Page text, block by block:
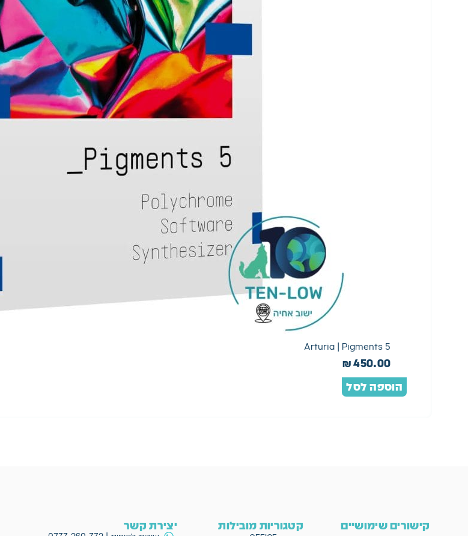
Arturia | Pigments 5
₪450.00
הוספה לסל
קישורים שימושיים קטגוריות מובילות יצירת קשר